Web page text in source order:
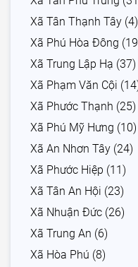
Xã Tân Thạnh Tây (4)
Xã Phú Hòa Đông
Xã Trung Lập Hạ (37)
Xã Phạm Văn Cội
Xã Phước Thạnh (25)
Xã Phú Mỹ Hưng (10)
Xã An Nhơn Tây (24)
Xã Phước Hiệp (11)
Xã Tân An Hội (23)
Xã Nhuận Đức (26)
Xã Trung An (6)
Xã Hòa Phú (8)